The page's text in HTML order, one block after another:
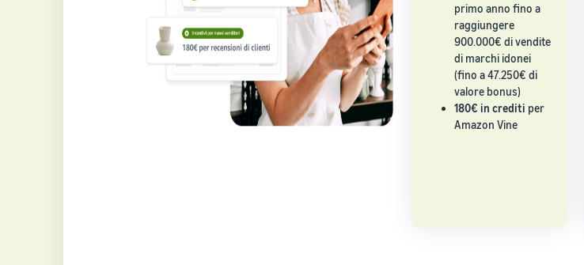
primo anno fino a
raggiungere
900.000€ di vendite
di marchi idonei
(fino a 47.250€ di
valore bonus)
180€ in crediti per
Amazon Vine